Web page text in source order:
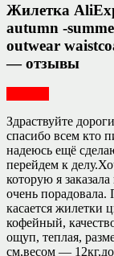
Жилетка
autumn -
outwear
— отзывы
Здраствуйте
спасибо всем кто
надеюсь ещё
перейдем к
которую я
очень
касается жилетки
кофейный,
ощуп, теплая,
см,весом —